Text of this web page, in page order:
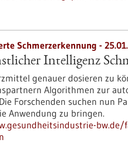
Schmerzerkennung -
Intelligenz
genauer dosieren zu
Algorithmen zur
Forschenden suchen nun
Anwendung zu bringen.